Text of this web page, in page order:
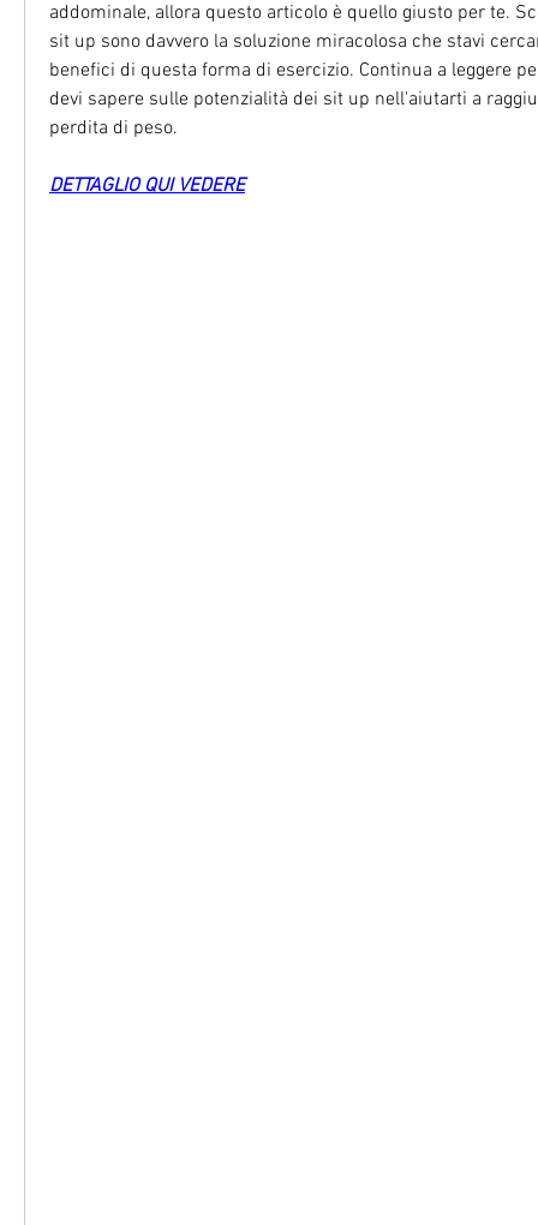
addominale, allora questo articolo è quello giusto per te.
sit up sono davvero la soluzione miracolosa che stavi
benefici di questa forma di esercizio. Continua a leggere
devi sapere sulle potenzialità dei sit up nell'aiutarti a
perdita di peso.
DETTAGLIO QUI VEDERE